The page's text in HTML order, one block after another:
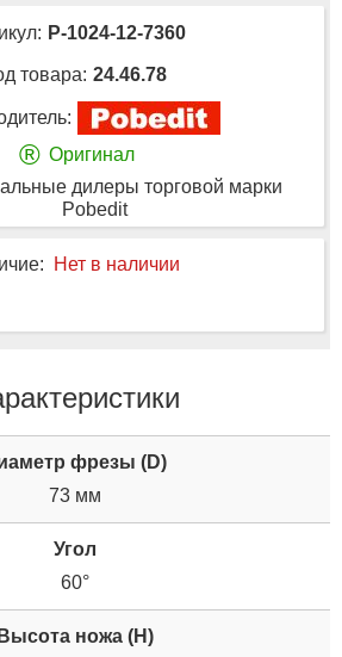
P-1024-12-7360
товара: 24.46.78
® Оригинал
дилеры торговой марки
Pobedit
Нет в наличии
фрезы (D)
73 мм
Угол
60°
Высота ножа (H)